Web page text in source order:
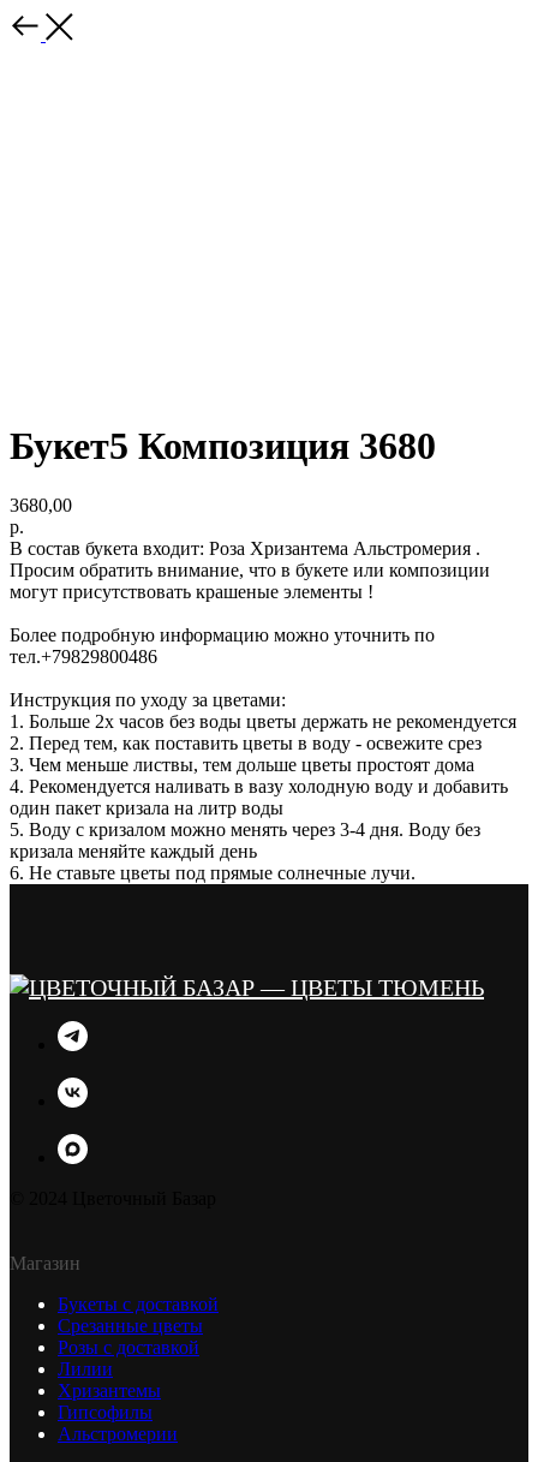
Букет5 Композиция 3680
3680,00
р.
В состав букета входит: Роза Хризантема Альстромерия .
Просим обратить внимание, что в букете или композиции
могут присутствовать крашеные элементы !
Более подробную информацию можно уточнить по
тел.+79829800486
Инструкция по уходу за цветами:
1. Больше 2х часов без воды цветы держать не рекомендуется
2. Перед тем, как поставить цветы в воду - освежите срез
3. Чем меньше листвы, тем дольше цветы простоят дома
4. Рекомендуется наливать в вазу холодную воду и добавить
один пакет кризала на литр воды
5. Воду с кризалом можно менять через 3-4 дня. Воду без
кризала меняйте каждый день
6. Не ставьте цветы под прямые солнечные лучи.
Магазин
Букеты с доставкой
Срезанные цветы
Розы с доставкой
Лилии
Хризантемы
Гипсофилы
Альстромерии